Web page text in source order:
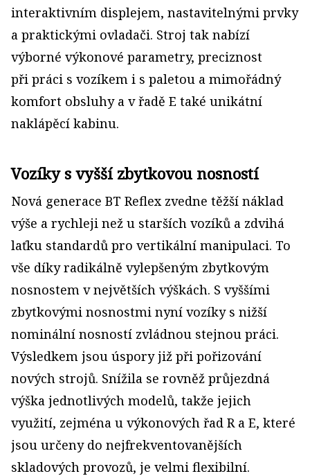
interaktivním displejem, nastavitelnými prvky
a praktickými ovladači. Stroj tak nabízí
výborné výkonové parametry, preciznost
při práci s vozíkem i s paletou a mimořádný
komfort obsluhy a v řadě E také unikátní
naklápěcí kabinu.
Vozíky s vyšší zbytkovou nosností
Nová generace BT Reflex zvedne těžší náklad
výše a rychleji než u starších vozíků a zdvihá
laťku standardů pro vertikální manipulaci. To
vše díky radikálně vylepšeným zbytkovým
nosnostem v největších výškách. S vyššími
zbytkovými nosnostmi nyní vozíky s nižší
nominální nosností zvládnou stejnou práci.
Výsledkem jsou úspory již při pořizování
nových strojů. Snížila se rovněž průjezdná
výška jednotlivých modelů, takže jejich
využití, zejména u výkonových řad R a E, které
jsou určeny do nejfrekventovanějších
skladových provozů, je velmi flexibilní.